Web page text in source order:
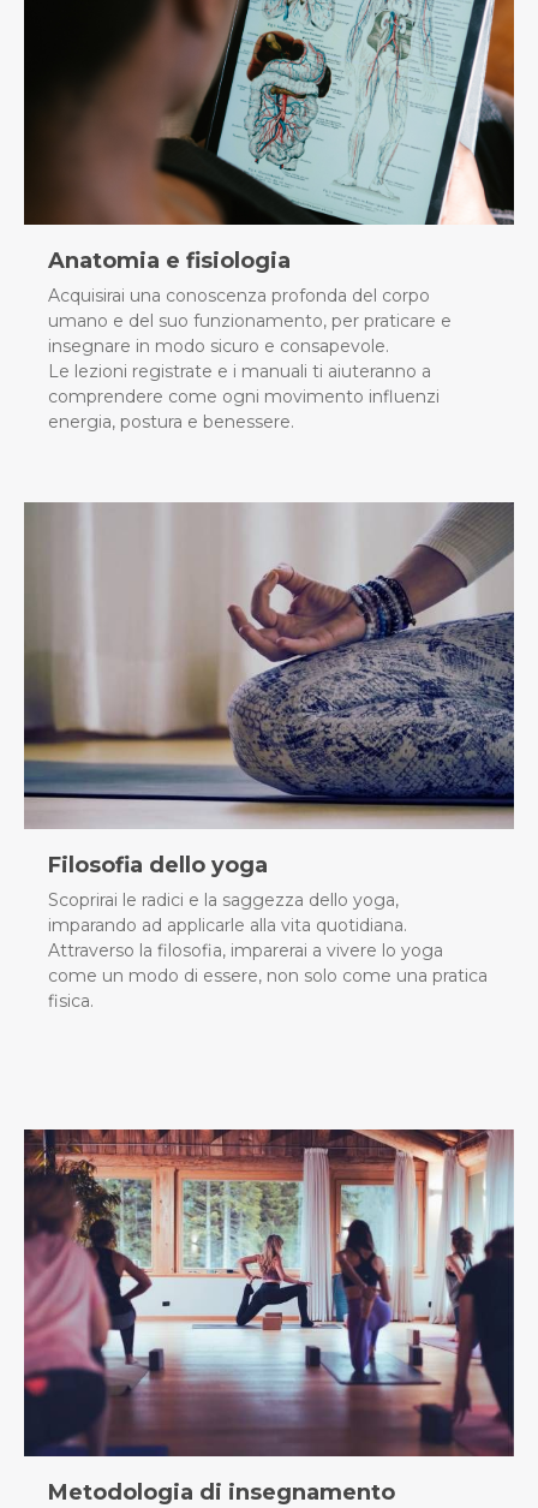
Anatomia e fisiologia
Acquisirai una conoscenza profonda del corpo
umano e del suo funzionamento, per praticare e
insegnare in modo sicuro e consapevole.
Le lezioni registrate e i manuali ti aiuteranno a
comprendere come ogni movimento influenzi
energia, postura e benessere.
Filosofia dello yoga
Scoprirai le radici e la saggezza dello yoga,
imparando ad applicarle alla vita quotidiana.
Attraverso la filosofia, imparerai a vivere lo yoga
come un modo di essere, non solo come una pratica
fisica.
Metodologia di insegnamento